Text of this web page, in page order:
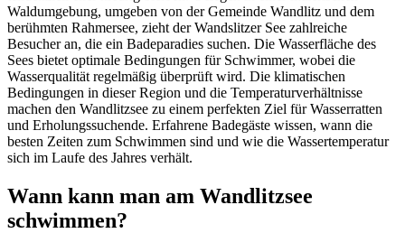
Waldumgebung, umgeben von der Gemeinde Wandlitz und dem
berühmten Rahmersee, zieht der Wandslitzer See zahlreiche
Besucher an, die ein Badeparadies suchen. Die Wasserfläche des
Sees bietet optimale Bedingungen für Schwimmer, wobei die
Wasserqualität regelmäßig überprüft wird. Die klimatischen
Bedingungen in dieser Region und die Temperaturverhältnisse
machen den Wandlitzsee zu einem perfekten Ziel für Wasserratten
und Erholungssuchende. Erfahrene Badegäste wissen, wann die
besten Zeiten zum Schwimmen sind und wie die Wassertemperatur
sich im Laufe des Jahres verhält.
Wann kann man am Wandlitzsee
schwimmen?